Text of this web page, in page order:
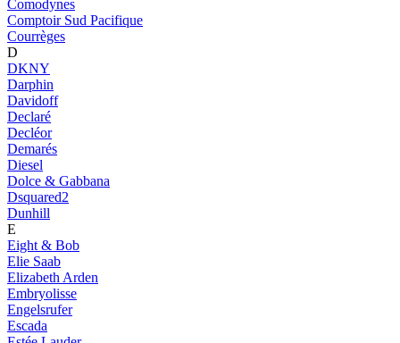
Comodynes
Comptoir Sud Pacifique
Courrèges
D
DKNY
Darphin
Davidoff
Declaré
Decléor
Demarés
Diesel
Dolce & Gabbana
Dsquared2
Dunhill
E
Eight & Bob
Elie Saab
Elizabeth Arden
Embryolisse
Engelsrufer
Escada